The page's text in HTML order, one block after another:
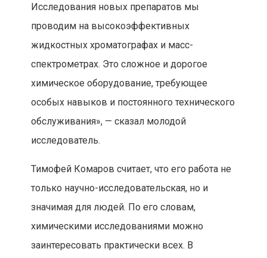
Исследования новых препаратов мы
проводим на высокоэффективных
жидкостных хроматографах и масс-
спектрометрах. Это сложное и дорогое
химическое оборудование, требующее
особых навыков и постоянного технического
обслуживания», — сказал молодой
исследователь.
Тимофей Комаров считает, что его работа не
только научно-исследовательская, но и
значимая для людей. По его словам,
химическими исследованиями можно
заинтересовать практически всех. В